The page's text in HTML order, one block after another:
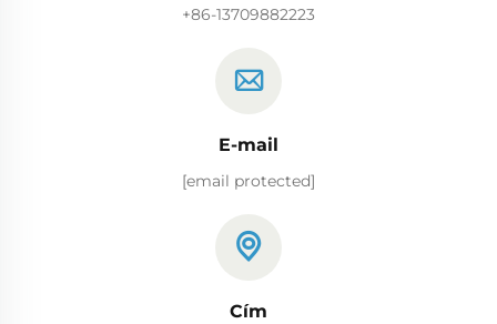
+86-13709882223
E-mail
[email protected]
Cím